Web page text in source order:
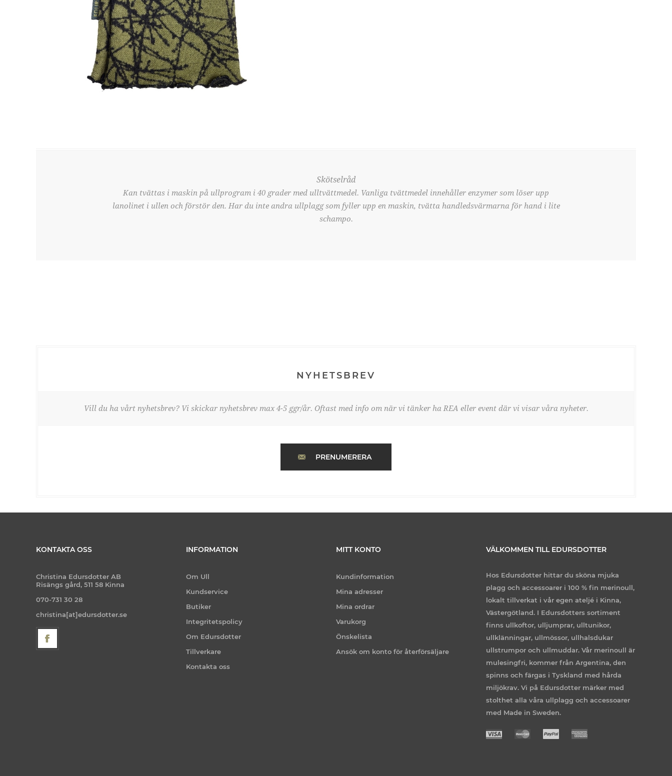
Skötselråd
Kan tvättas i maskin på ullprogram i 40 grader med ulltvättmedel. Vanliga tvättmedel innehåller enzymer som löser upp
lanolinet i ullen och förstör den. Har du inte andra ullplagg som fyller upp en maskin, tvätta handledsvärmarna för hand i lite
schampo.
NYHETSBREV
Vill du ha vårt nyhetsbrev? Vi skickar nyhetsbrev max 4-5 ggr/år. Oftast med info om när vi tänker ha REA eller event där vi visar våra nyheter.
PRENUMERERA
KONTAKTA OSS
Christina Edursdotter AB
Risängs gård, 511 58 Kinna
070-731 30 28
christina[at]edursdotter.se
INFORMATION
Om Ull
Kundservice
Butiker
Integritetspolicy
Om Edursdotter
Tillverkare
Kontakta oss
MITT KONTO
Kundinformation
Mina adresser
Mina ordrar
Varukorg
Önskelista
Ansök om konto för återförsäljare
VÄLKOMMEN TILL EDURSDOTTER
Hos Edursdotter hittar du sköna mjuka
plagg och accessoarer i 100 % fin merinoull,
lokalt tillverkat i vår egen ateljé i Kinna,
Västergötland. I Edursdotters sortiment
finns ullkoftor, ulljumprar, ulltunikor,
ullklänningar, ullmössor, ullhalsdukar
ullstrumpor och ullmuddar. Vår merinoull är
mulesingfri, kommer från Argentina, den
spinns och färgas i Tyskland med hårda
miljökrav. Vi på Edursdotter märker med
stolthet alla våra ullplagg och accessoarer
med Made in Sweden.